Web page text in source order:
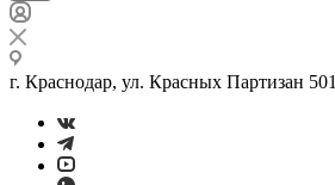
г. Краснодар, ул. Красных Партизан 501